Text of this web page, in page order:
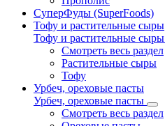
СуперФуды (SuperFoods)
Тофу и растительные сыры
Тофу и растительные сыры
Смотреть весь раздел
Растительные сыры
Тофу
Урбеч, ореховые пасты
Урбеч, ореховые пасты
Смотреть весь раздел